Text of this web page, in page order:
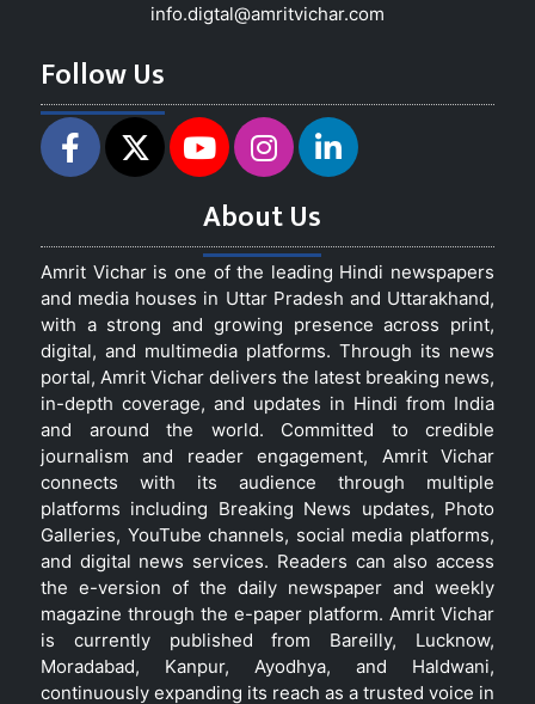
info.digtal@amritvichar.com
Follow Us
About Us
Amrit Vichar is one of the leading Hindi newspapers
and media houses in Uttar Pradesh and Uttarakhand,
with a strong and growing presence across print,
digital, and multimedia platforms. Through its news
portal, Amrit Vichar delivers the latest breaking news,
in-depth coverage, and updates in Hindi from India
and around the world. Committed to credible
journalism and reader engagement, Amrit Vichar
connects with its audience through multiple
platforms including Breaking News updates, Photo
Galleries, YouTube channels, social media platforms,
and digital news services. Readers can also access
the e-version of the daily newspaper and weekly
magazine through the e-paper platform. Amrit Vichar
is currently published from Bareilly, Lucknow,
Moradabad, Kanpur, Ayodhya, and Haldwani,
continuously expanding its reach as a trusted voice in